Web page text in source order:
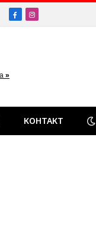
FacebookInstagram
КОНТАКТ